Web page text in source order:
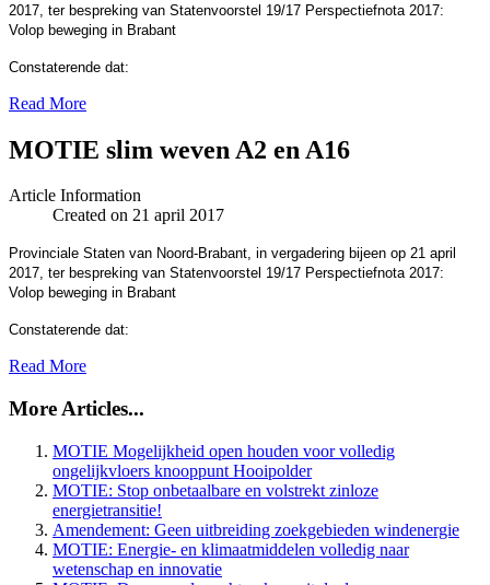
2017, ter bespreking van Statenvoorstel 19/17 Perspectiefnota 2017:
Volop beweging in Brabant
Constaterende dat:
Read More
MOTIE slim weven A2 en A16
Article Information
Created on 21 april 2017
Provinciale Staten van Noord-Brabant, in vergadering bijeen op 21 april
2017, ter bespreking van Statenvoorstel 19/17 Perspectiefnota 2017:
Volop beweging in Brabant
Constaterende dat:
Read More
More Articles...
MOTIE Mogelijkheid open houden voor volledig
ongelijkvloers knooppunt Hooipolder
MOTIE: Stop onbetaalbare en volstrekt zinloze
energietransitie!
Amendement: Geen uitbreiding zoekgebieden windenergie
MOTIE: Energie- en klimaatmiddelen volledig naar
wetenschap en innovatie